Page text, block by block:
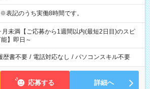
8:00～17:30 ※表記のうち実働8時間です。
月未満【ご応募から1週間以内(最短2日目)のスピ
】即日～
歴書不要 / 電話対応なし / パソコンスキル不要
応募する 詳細へ